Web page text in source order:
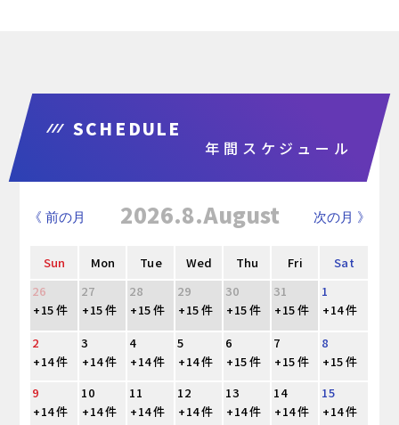
SCHEDULE
年間スケジュール
《 前の月 次の月 》
2026.8.August
Sun Mon Tue Wed Thu Fri
Sat
26
27 28 29 30 31
1
+15 件
+15 件 +15 件 +15 件 +15 件 +15 件
+14 件
2
3 4 5 6 7
8
+14 件
+14 件 +14 件 +14 件 +15 件 +15 件
+15 件
9
10 11 12 13 14
15
+14 件
+14 件 +14 件 +14 件 +14 件 +14 件
+14 件